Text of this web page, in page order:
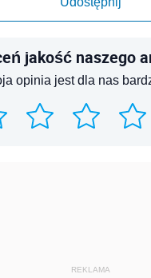
jakość naszego
opinia jest dla nas
REKLAMA